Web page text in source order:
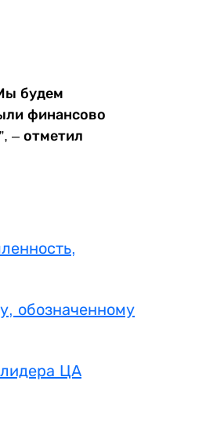
будем
финансово
– отметил
обозначенному
лидера ЦА